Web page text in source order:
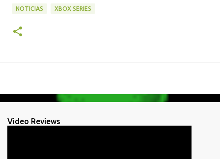
NOTICIAS XBOX SERIES
Video Reviews